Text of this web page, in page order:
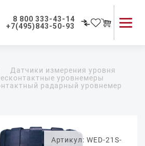
8 800 333-43-14
+7(495)843-50-93
Применение приборов
Как мы работаем
Датчики измерения уровня
уровнемеры
радарный уровнемер
Артикул: WED-21S-